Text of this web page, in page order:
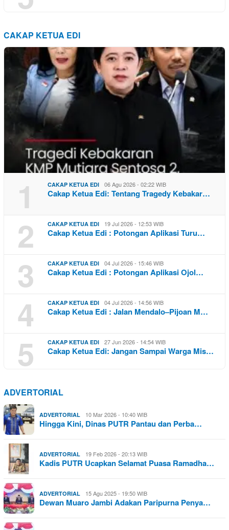
CAKAP KETUA EDI
1 CAKAP KETUA EDI 06 Agu 2026 - 02:22 WIB
Cakap Ketua Edi: Tentang Tragedy Kebakar…
2 CAKAP KETUA EDI 19 Jul 2026 - 12:53 WIB
Cakap Ketua Edi : Potongan Aplikasi Turu…
3 CAKAP KETUA EDI 04 Jul 2026 - 15:46 WIB
Cakap Ketua Edi : Potongan Aplikasi Ojol…
4 CAKAP KETUA EDI 04 Jul 2026 - 14:56 WIB
Cakap Ketua Edi : Jalan Mendalo–Pijoan M…
5 CAKAP KETUA EDI 27 Jun 2026 - 14:54 WIB
Cakap Ketua Edi: Jangan Sampai Warga Mis…
ADVERTORIAL
ADVERTORIAL 10 Mar 2026 - 10:40 WIB
Hingga Kini, Dinas PUTR Pantau dan Perba…
ADVERTORIAL 19 Feb 2026 - 20:13 WIB
Kadis PUTR Ucapkan Selamat Puasa Ramadha…
ADVERTORIAL 15 Agu 2025 - 19:50 WIB
Dewan Muaro Jambi Adakan Paripurna Penya…